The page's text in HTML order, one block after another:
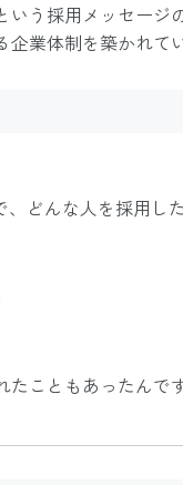
いう採用メッセージ
業体制を築かれて
どんな人を採用し
こともあったんで